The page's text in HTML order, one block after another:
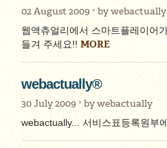
02 August 2009 bywebactually
웹액츄얼리에서 스마트플레이어
들겨 주세요!!MORE
webactually®
30 July 2009 bywebactually
webactually... 서비스표등록원부